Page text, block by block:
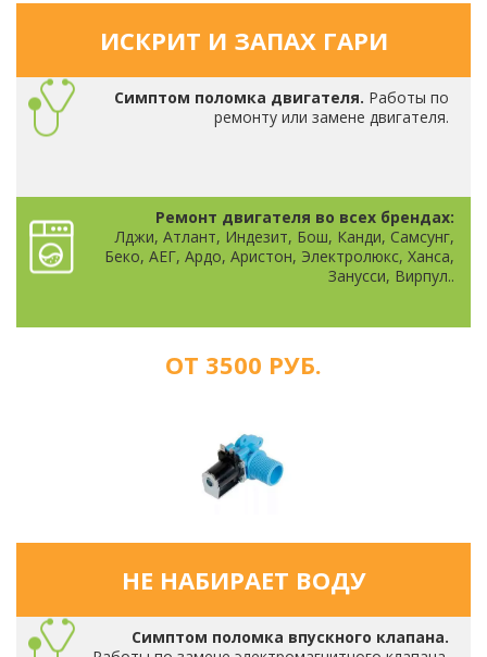
ИСКРИТ И ЗАПАХ ГАРИ
Симптом поломка двигателя. Работы по
ремонту или замене двигателя.
Ремонт двигателя во всех брендах:
Лджи, Атлант, Индезит, Бош, Канди, Самсунг,
Беко, АЕГ, Ардо, Аристон, Электролюкс, Ханса,
Занусси, Вирпул..
ОТ 3500 РУБ.
НЕ НАБИРАЕТ ВОДУ
Симптом поломка впускного клапана.